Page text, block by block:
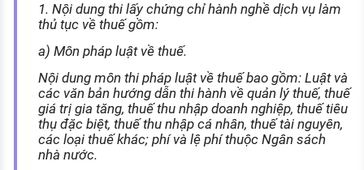
1. Nội dung thi lấy chứng chỉ hành nghề dịch vụ làm
thủ tục về thuế gồm:
a) Môn pháp luật về thuế.
Nội dung môn thi pháp luật về thuế bao gồm: Luật và
các văn bản hướng dẫn thi hành về quản lý thuế, thuế
giá trị gia tăng, thuế thu nhập doanh nghiệp, thuế tiêu
thụ đặc biệt, thuế thu nhập cá nhân, thuế tài nguyên,
các loại thuế khác; phí và lệ phí thuộc Ngân sách
nhà nước.